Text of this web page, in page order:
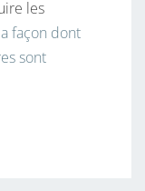
les
façon dont
sont